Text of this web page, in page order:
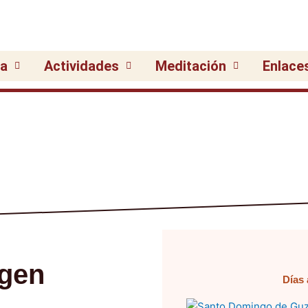
Actividades Meditación
Días